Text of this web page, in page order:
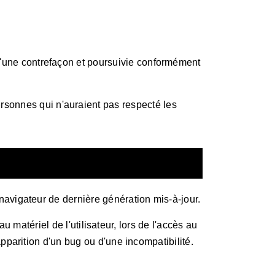
contrefaçon et poursuivie conformément
qui n'auraient pas respecté les
de dernière génération mis-à-jour.
matériel de l'utilisateur, lors de l'accès au
d'un bug ou d'une incompatibilité.